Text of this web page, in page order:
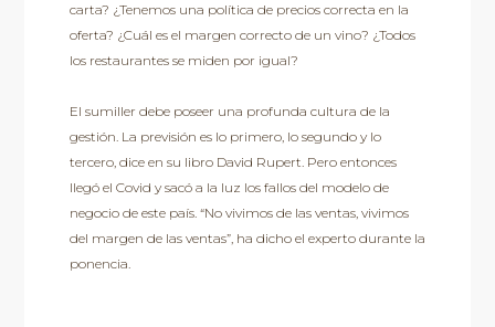
carta? ¿Tenemos una política de precios correcta en la
oferta? ¿Cuál es el margen correcto de un vino? ¿Todos
los restaurantes se miden por igual?
El sumiller debe poseer una profunda cultura de la
gestión. La previsión es lo primero, lo segundo y lo
tercero, dice en su libro David Rupert. Pero entonces
llegó el Covid y sacó a la luz los fallos del modelo de
negocio de este país. “No vivimos de las ventas, vivimos
del margen de las ventas”, ha dicho el experto durante la
ponencia.